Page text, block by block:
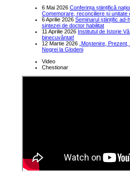
6 Mai 2026 Conferința științifică
Comemorare, reconciliere și unitate
6 Aprilie 2026 Seminarul științific
sintezei de doctor habilitat
11 Aprilie 2026 Institutul de Istorie
binecuvântat!
12 Martie 2026
„Moștenire,
Negrei la Glodeni
Video
Chestionar